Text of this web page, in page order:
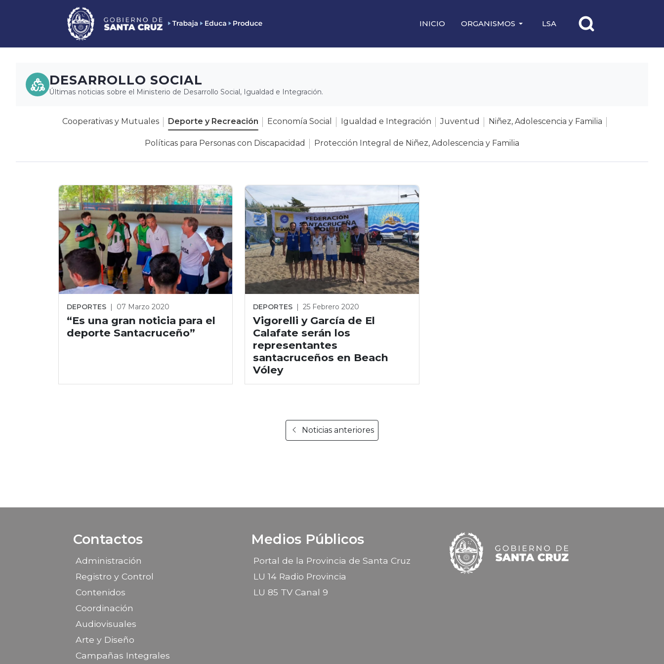
INICIO ORGANISMOS LSA
DESARROLLO SOCIAL
Últimas noticias sobre el Ministerio de Desarrollo Social, Igualdad e Integración.
Cooperativas y Mutuales Deporte y Recreación Economía Social Igualdad e Integración Juventud Niñez, Adolescencia y Familia
Políticas para Personas con Discapacidad Protección Integral de Niñez, Adolescencia y Familia
DEPORTES | 07 Marzo 2020
“Es una gran noticia para el
deporte Santacruceño”
DEPORTES | 25 Febrero 2020
Vigorelli y García de El
Calafate serán los
representantes
santacruceños en Beach
Vóley
Noticias anteriores
Contactos
Administración
Registro y Control
Contenidos
Coordinación
Audiovisuales
Arte y Diseño
Campañas Integrales
Medios Públicos
Portal de la Provincia de Santa Cruz
LU 14 Radio Provincia
LU 85 TV Canal 9